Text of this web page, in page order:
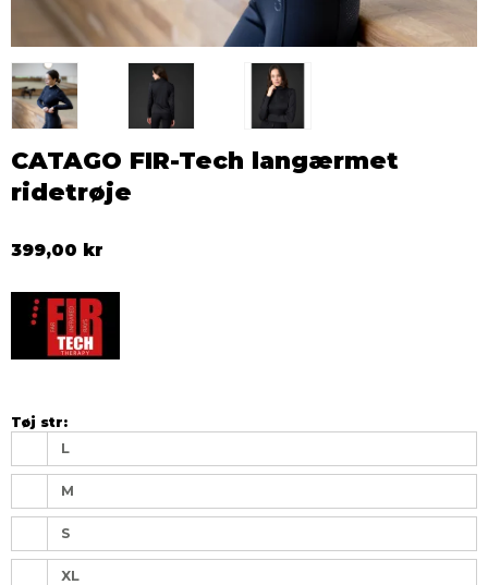
CATAGO FIR-Tech langærmet
ridetrøje
399,00 kr
Tøj str:
L
M
S
XL